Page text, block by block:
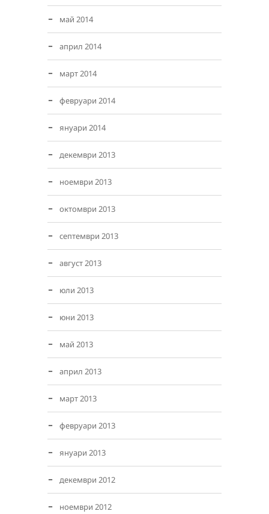
май 2014
април 2014
март 2014
февруари 2014
януари 2014
декември 2013
ноември 2013
октомври 2013
септември 2013
август 2013
юли 2013
юни 2013
май 2013
април 2013
март 2013
февруари 2013
януари 2013
декември 2012
ноември 2012